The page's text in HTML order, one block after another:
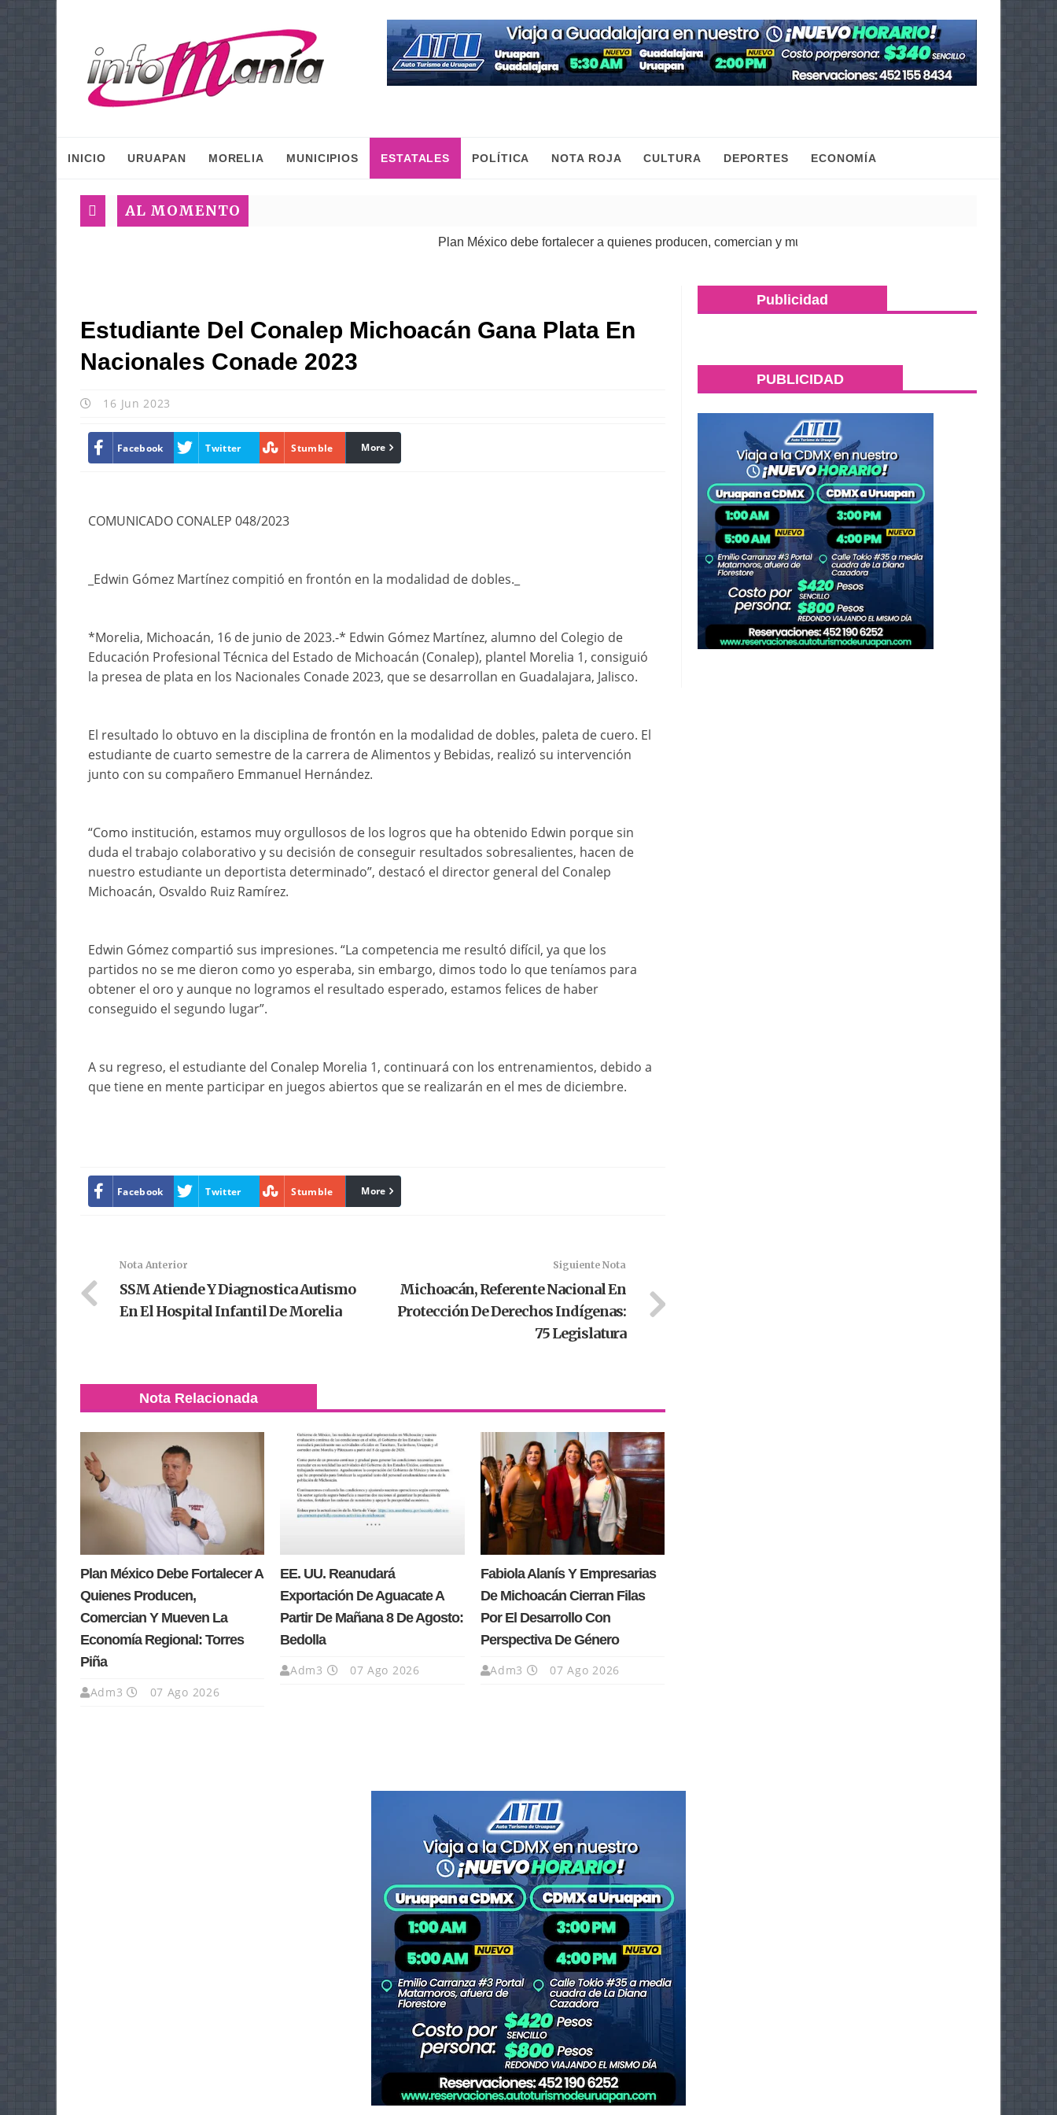
INICIO URUAPAN MORELIA MUNICIPIOS ESTATALES POLÍTICA NOTA ROJA CULTURA DEPORTES ECONOMÍA
AL MOMENTO
Plan México debe fortalecer a quienes producen, comercian y mueven la economía regional: Torres Piña
Estudiante Del Conalep Michoacán Gana Plata En
Nacionales Conade 2023
16 Jun 2023
Facebook Twitter Stumble linkedin
More
COMUNICADO CONALEP 048/2023
_Edwin Gómez Martínez compitió en frontón en la modalidad de dobles._
*Morelia, Michoacán, 16 de junio de 2023.-* Edwin Gómez Martínez, alumno del Colegio de
Educación Profesional Técnica del Estado de Michoacán (Conalep), plantel Morelia 1, consiguió
la presea de plata en los Nacionales Conade 2023, que se desarrollan en Guadalajara, Jalisco.
El resultado lo obtuvo en la disciplina de frontón en la modalidad de dobles, paleta de cuero. El
estudiante de cuarto semestre de la carrera de Alimentos y Bebidas, realizó su intervención
junto con su compañero Emmanuel Hernández.
“Como institución, estamos muy orgullosos de los logros que ha obtenido Edwin porque sin
duda el trabajo colaborativo y su decisión de conseguir resultados sobresalientes, hacen de
nuestro estudiante un deportista determinado”, destacó el director general del Conalep
Michoacán, Osvaldo Ruiz Ramírez.
Edwin Gómez compartió sus impresiones. “La competencia me resultó difícil, ya que los
partidos no se me dieron como yo esperaba, sin embargo, dimos todo lo que teníamos para
obtener el oro y aunque no logramos el resultado esperado, estamos felices de haber
conseguido el segundo lugar”.
A su regreso, el estudiante del Conalep Morelia 1, continuará con los entrenamientos, debido a
que tiene en mente participar en juegos abiertos que se realizarán en el mes de diciembre.
Facebook Twitter Stumble linkedin
More
Nota Anterior
SSM Atiende Y Diagnostica Autismo
En El Hospital Infantil De Morelia
Siguiente Nota
Michoacán, Referente Nacional En
Protección De Derechos Indígenas:
75 Legislatura
Nota Relacionada
Plan México Debe Fortalecer A
Quienes Producen,
Comercian Y Mueven La
Economía Regional: Torres
Piña
Adm3 07 Ago 2026
EE. UU. Reanudará
Exportación De Aguacate A
Partir De Mañana 8 De Agosto:
Bedolla
Adm3 07 Ago 2026
Fabiola Alanís Y Empresarias
De Michoacán Cierran Filas
Por El Desarrollo Con
Perspectiva De Género
Adm3 07 Ago 2026
Publicidad
PUBLICIDAD